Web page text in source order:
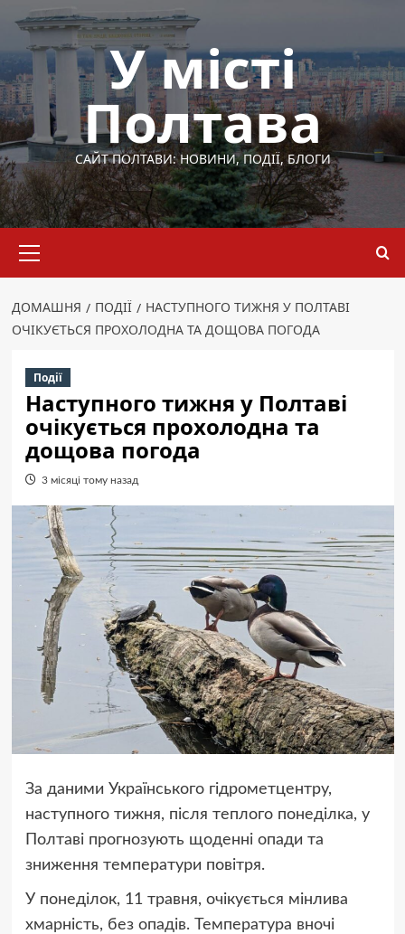
Перейти
вмісту
У місті
Полтава
САЙТ ПОЛТАВИ: НОВИНИ, ПОДІЇ, БЛОГИ
меню
ДОМАШНЯ ПОДІЇ
НАСТУПНОГО ТИЖНЯ У ПОЛТАВІ
ОЧІКУЄТЬСЯ ПРОХОЛОДНА ТА ДОЩОВА ПОГОДА
Події
Наступного тижня у Полтаві
очікується прохолодна та
дощова погода
3 місяці тому назад
За даними Українського гідрометцентру,
наступного тижня, після теплого понеділка, у
Полтаві прогнозують щоденні опади та
зниження температури повітря.
У понеділок, 11 травня, очікується мінлива
хмарність, без опадів. Температура вночі